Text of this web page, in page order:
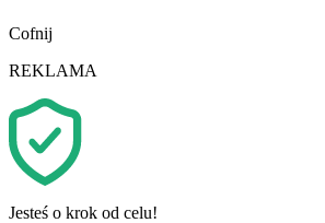
Cofnij
REKLAMA
Jesteś o krok od celu!